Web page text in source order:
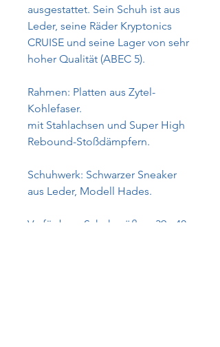
ausgestattet. Sein Schuh ist aus
Leder, seine Räder Kryptonics
CRUISE und seine Lager von sehr
hoher Qualität (ABEC 5).
Rahmen: Platten aus Zytel-
Kohlefaser.
mit Stahlachsen und Super High
Rebound-Stoßdämpfern.
Schuhwerk: Schwarzer Sneaker
aus Leder, Modell Hades.
Verfügbare Schuhgrößen: 39 - 40